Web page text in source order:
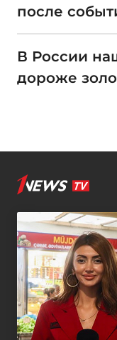
после
В России
дороже